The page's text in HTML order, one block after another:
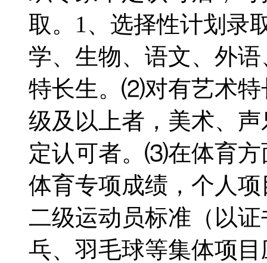
取。1、选择性计划录
学、生物、语文、外
特长生。⑵对有艺术特
级及以上者，美术、
定认可者。⑶在体育方
体育专项成绩，个人
二级运动员标准（以
乓、羽毛球等集体项